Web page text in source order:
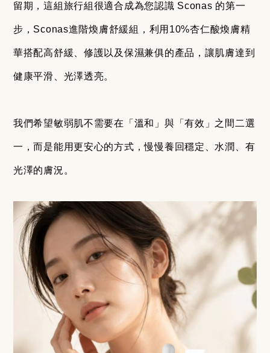
留期，這組旅行組很適合成為您認識 Sconas 的第一
步，Sconas進階煥膚舒緩組，利用10%杏仁酸煥膚精
華搭配高舒緩、修護以及保濕兼俱的產品，讓肌膚達到
健康平滑、光澤透亮。
我們希望敏弱肌不需要在「溫和」與「有效」之間二選
一，而是能用更安心的方式，慢慢養回穩定、水潤、有
光澤的膚況。